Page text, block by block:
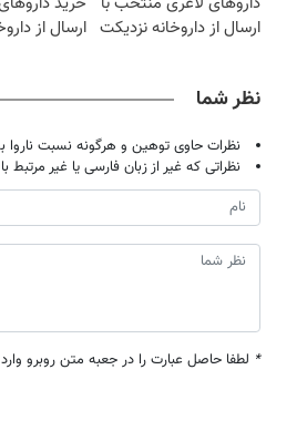
ارسال از داروخانه نزدیکت ارسال از
نظر شما
نظرات حاوی توهین و هرگونه نسبت
نظراتی که غیر از زبان فارسی یا غیر
* لطفا حاصل عبارت را در جعبه متن روبرو